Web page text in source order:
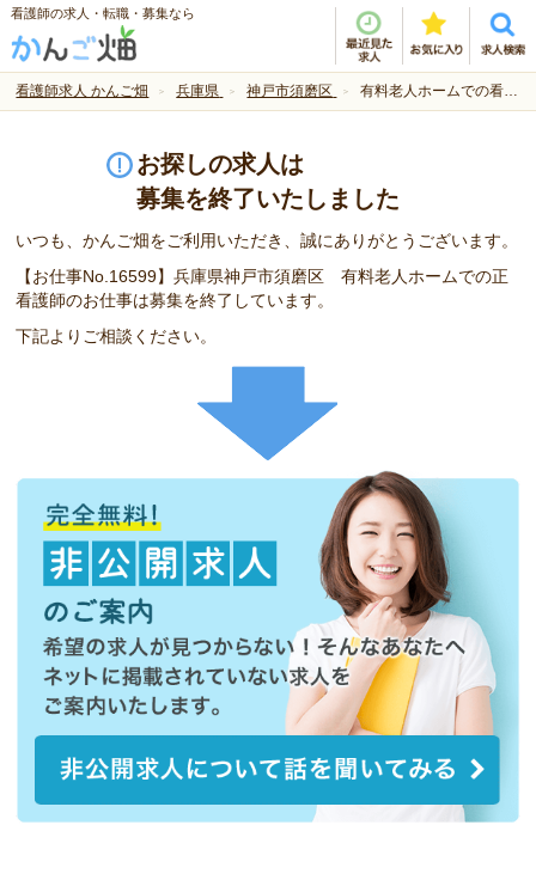
看護師の求人・転職・募集なら
看護師求人 かんご畑 兵庫県 神戸市須磨区 有料老人ホームでの看護師大募集！
お探しの求人は
募集を終了いたしました
いつも、かんご畑をご利用いただき、誠にありがとうございます。
【お仕事No.16599】兵庫県神戸市須磨区 有料老人ホームでの正
看護師のお仕事は募集を終了しています。
下記よりご相談ください。